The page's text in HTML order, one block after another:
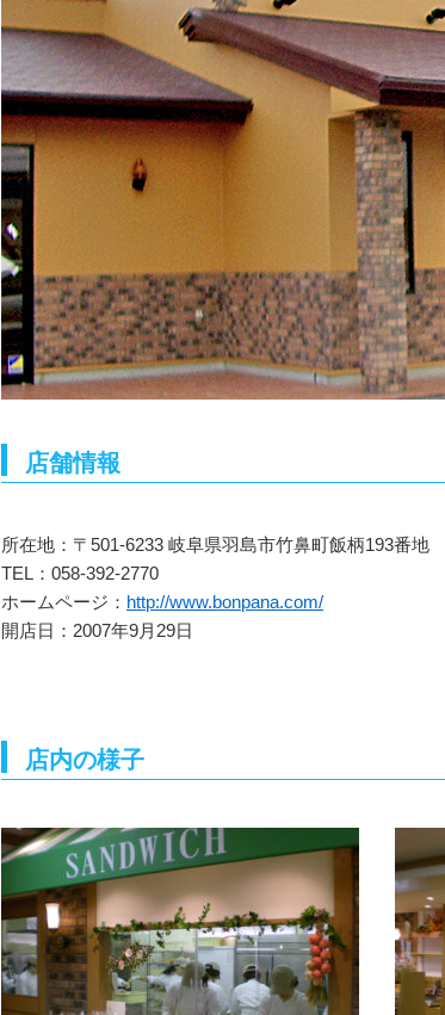
店舗情報
所在地：〒501-6233 岐阜県羽島市竹鼻町飯柄193番地
TEL：058-392-2770
ホームページ： http://www.bonpana.com/
開店日：2007年9月29日
店内の様子